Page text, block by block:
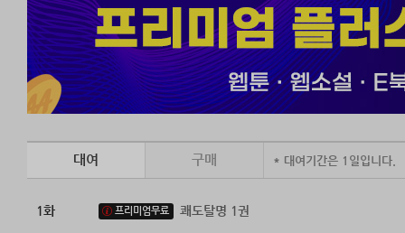
대여 구매 * 대여기간은 1일입니다.
1화 프리미엄무료 쾌도탈명 1권